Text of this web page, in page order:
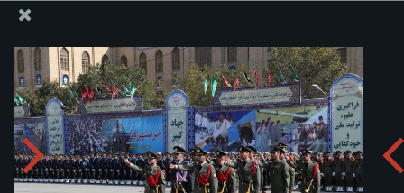
La remise de diplômes aux étudiants des universités
militaires
Télécharger l'album: